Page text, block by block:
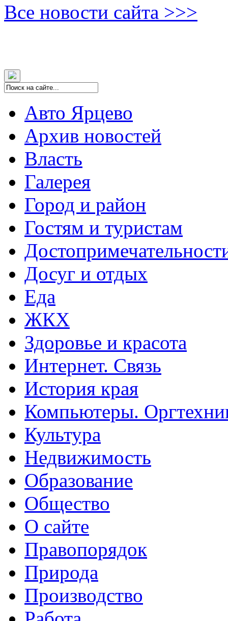
Все новости сайта >>>
Авто Ярцево
Архив новостей
Власть
Галерея
Город и район
Гостям и туристам
Досуг и отдых
Еда
ЖКХ
Здоровье и красота
Интернет. Связь
История края
Компьютеры.
Культура
Недвижимость
Образование
Общество
О сайте
Правопорядок
Природа
Производство